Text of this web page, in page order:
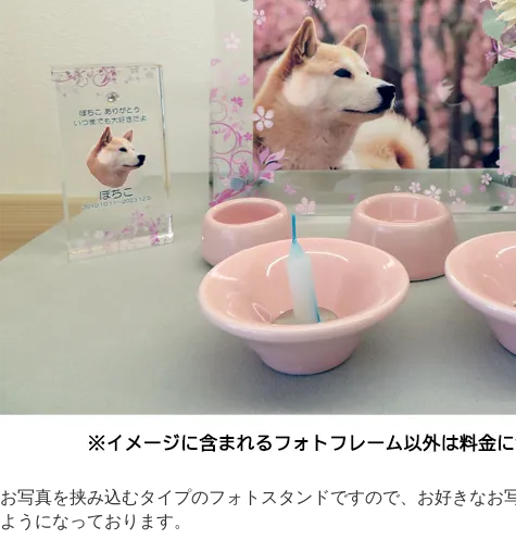
お写真を挟み込むタイプのフォトスタンドですので、お好きなお
ようになっております。